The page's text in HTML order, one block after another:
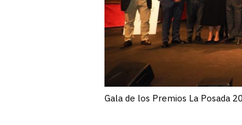
Gala de los Premios La Posada